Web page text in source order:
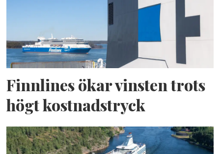
Finnlines ökar vinsten trots
högt kostnadstryck